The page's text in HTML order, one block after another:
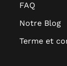
FAQ
Notre Blog
Terme et